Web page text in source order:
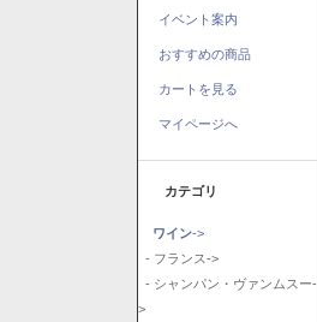
イベント案内
おすすめの商品
カートを見る
マイページへ
カテゴリ
ワイン->
- フランス->
- シャンパン・ヴァンムスー-
>